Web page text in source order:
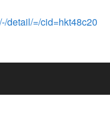
detail/=/cid=hkt48c20